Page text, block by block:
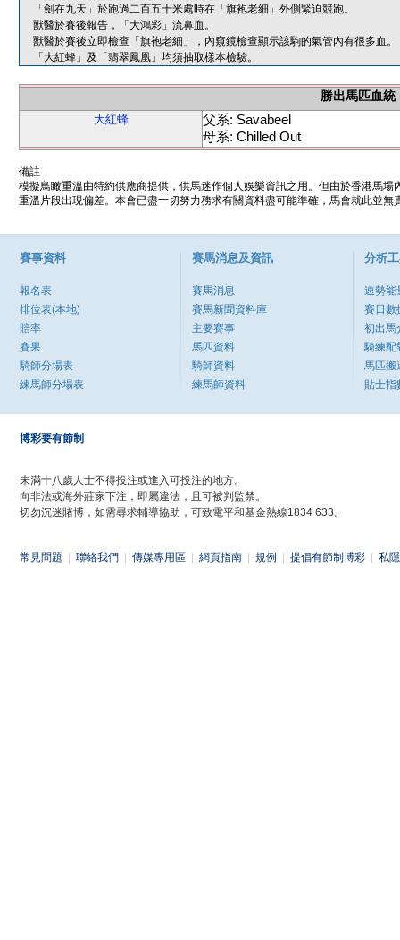
「劍在九天」於跑過二百五十米處時在「旗袍老細」外側緊迫競跑。
獸醫於賽後報告，「大鴻彩」流鼻血。
獸醫於賽後立即檢查「旗袍老細」，內窺鏡檢查顯示該駒的氣管內有很多血
「大紅蜂」及「翡翠鳳凰」均須抽取樣本檢驗。
勝出馬匹血統
大紅蜂
父系: Savabeel
母系: Chilled Out
備註
模擬鳥瞰重溫由特約供應商提供，供馬迷作個人娛樂資訊之用。但由於香港馬
重溫片段出現偏差。本會已盡一切努力務求有關資料盡可能準確，馬會就此並
賽事資料
報名表
排位表(本地)
賠率
賽果
騎師分場表
練馬師分場表
賽馬消息及資訊
賽馬消息
賽馬新聞資料庫
主要賽事
馬匹資料
騎師資料
練馬師資料
分析
速勢能
賽日數
初出馬
騎練配
馬匹搬
貼士指
博彩要有節制
未滿十八歲人士不得投注或進入可投注的地方。
向非法或海外莊家下注，即屬違法，且可被判監禁。
切勿沉迷賭博，如需尋求輔導協助，可致電平和基金熱線1834 633。
常見問題 聯絡我們 傳媒專用區 網頁指南 規例 提倡有節制博彩 私